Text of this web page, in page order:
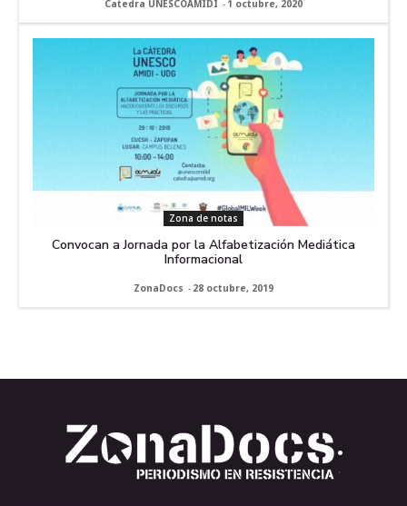
Catedra UNESCOAMIDI - 1 octubre, 2020
Zona de notas
Convocan a Jornada por la Alfabetización Mediática
Informacional
ZonaDocs - 28 octubre, 2019
.
.